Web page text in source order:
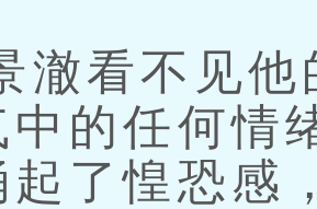
看不见他
中的任何情
起了惶恐感